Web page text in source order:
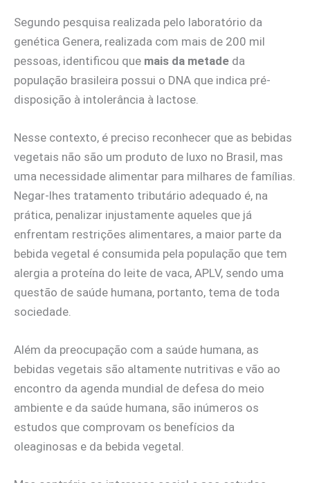
Segundo pesquisa realizada pelo laboratório da
genética Genera, realizada com mais de 200 mil
pessoas, identificou que mais da metade da
população brasileira possui o DNA que indica pré-
disposição à intolerância à lactose.
Nesse contexto, é preciso reconhecer que as bebidas
vegetais não são um produto de luxo no Brasil, mas
uma necessidade alimentar para milhares de famílias.
Negar-lhes tratamento tributário adequado é, na
prática, penalizar injustamente aqueles que já
enfrentam restrições alimentares, a maior parte da
bebida vegetal é consumida pela população que tem
alergia a proteína do leite de vaca, APLV, sendo uma
questão de saúde humana, portanto, tema de toda
sociedade.
Além da preocupação com a saúde humana, as
bebidas vegetais são altamente nutritivas e vão ao
encontro da agenda mundial de defesa do meio
ambiente e da saúde humana, são inúmeros os
estudos que comprovam os benefícios da
oleaginosas e da bebida vegetal.